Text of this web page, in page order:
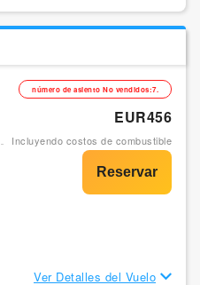
número de asiento No vendidos:7.
EUR456
Incluyendo costos de combustible
Ver Detalles del Vuelo